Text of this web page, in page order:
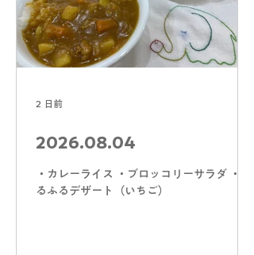
2026.08.04
・カレーライス ・ブロッコリーサラダ ・ふ
るふるデザート（いちご）
2 日前